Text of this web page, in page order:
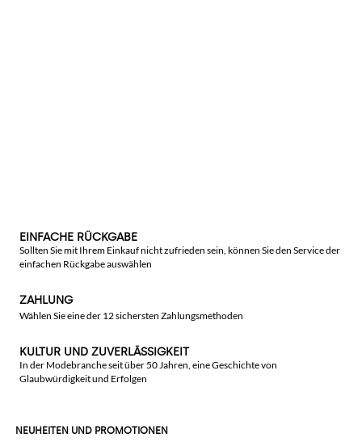
EINFACHE RÜCKGABE
Sollten Sie mit Ihrem Einkauf nicht zufrieden sein, können Sie den Service der
einfachen Rückgabe auswählen
ZAHLUNG
Wählen Sie eine der 12 sichersten Zahlungsmethoden
KULTUR UND ZUVERLÄSSIGKEIT
In der Modebranche seit über 50 Jahren, eine Geschichte von
Glaubwürdigkeit und Erfolgen
NEUHEITEN UND PROMOTIONEN